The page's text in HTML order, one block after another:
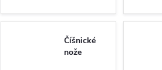
Číšnické
nože